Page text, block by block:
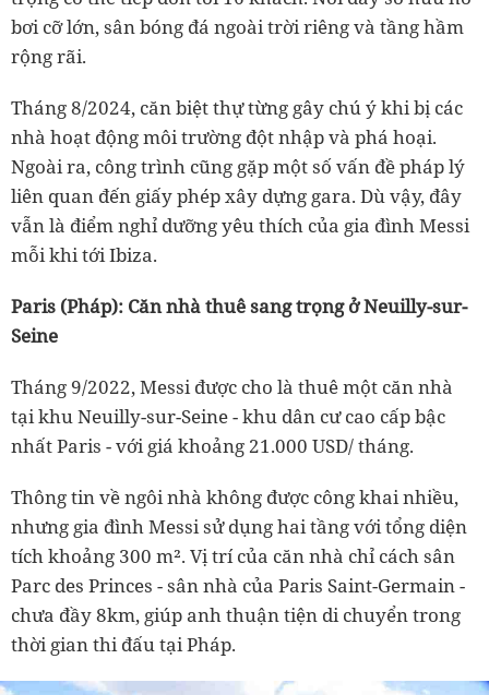
bơi cỡ lớn, sân bóng đá ngoài trời riêng và tầng hầm
rộng rãi.
Tháng 8/2024, căn biệt thự từng gây chú ý khi bị các
nhà hoạt động môi trường đột nhập và phá hoại.
Ngoài ra, công trình cũng gặp một số vấn đề pháp lý
liên quan đến giấy phép xây dựng gara. Dù vậy, đây
vẫn là điểm nghỉ dưỡng yêu thích của gia đình Messi
mỗi khi tới Ibiza.
Paris (Pháp): Căn nhà thuê sang trọng ở Neuilly-sur-
Seine
Tháng 9/2022, Messi được cho là thuê một căn nhà
tại khu Neuilly-sur-Seine - khu dân cư cao cấp bậc
nhất Paris - với giá khoảng 21.000 USD/ tháng.
Thông tin về ngôi nhà không được công khai nhiều,
nhưng gia đình Messi sử dụng hai tầng với tổng diện
tích khoảng 300 m². Vị trí của căn nhà chỉ cách sân
Parc des Princes - sân nhà của Paris Saint-Germain -
chưa đầy 8km, giúp anh thuận tiện di chuyển trong
thời gian thi đấu tại Pháp.